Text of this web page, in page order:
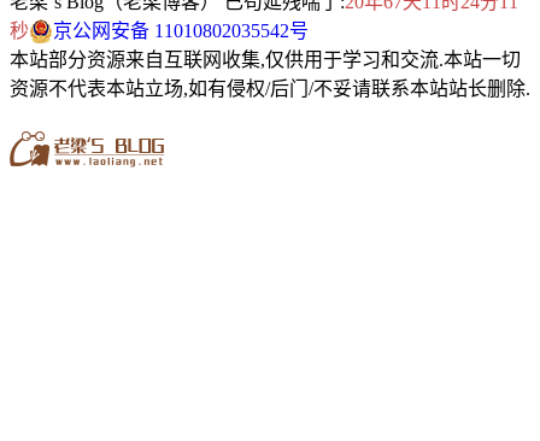
秒
京公网安备 11010802035542号
本站部分资源来自互联网收集,仅供用于学习和交流.本站一切
资源不代表本站立场,如有侵权/后门/不妥请联系本站站长删除.